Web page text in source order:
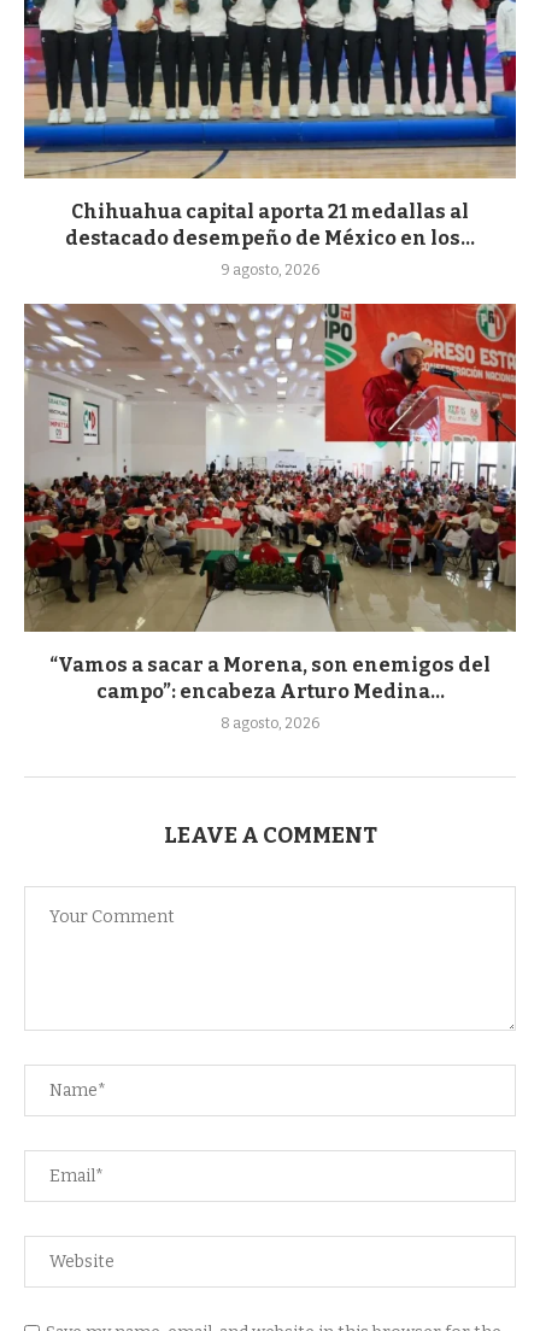
Chihuahua capital aporta 21 medallas al
destacado desempeño de México en los...
9 agosto, 2026
“Vamos a sacar a Morena, son enemigos del
campo”: encabeza Arturo Medina...
8 agosto, 2026
LEAVE A COMMENT